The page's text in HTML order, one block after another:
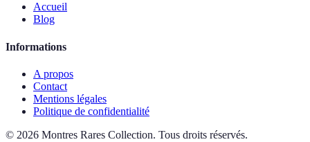
Accueil
Blog
Informations
A propos
Contact
Mentions légales
Politique de confidentialité
© 2026 Montres Rares Collection. Tous droits réservés.